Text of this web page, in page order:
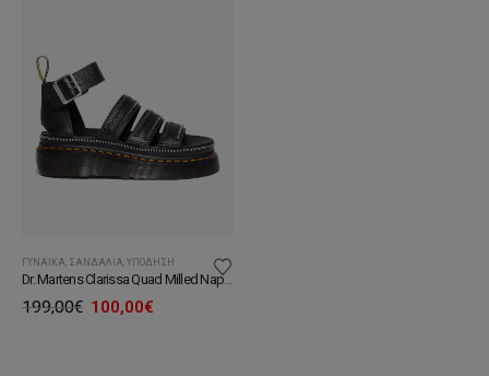
ΓΥΝΑΊΚΑ ΣΑΝΔΆΛΙΑ ΥΠΌΔΗΣΗ
Dr. Martens Clarissa Quad Milled Nappa
199,00€ Original
100,00€Η